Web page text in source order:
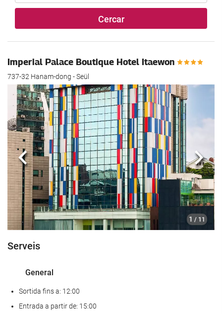
Cercar
Imperial Palace Boutique Hotel Itaewon
737-32 Hanam-dong - Seül
1 / 11
Anterior
Serveis
General
Sortida fins a: 12:00
Entrada a partir de: 15:00